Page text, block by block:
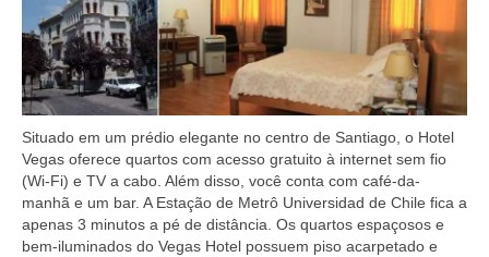
Situado em um prédio elegante no centro de Santiago, o Hotel
Vegas oferece quartos com acesso gratuito à internet sem fio
(Wi-Fi) e TV a cabo. Além disso, você conta com café-da-
manhã e um bar. A Estação de Metrô Universidad de Chile fica a
apenas 3 minutos a pé de distância. Os quartos espaçosos e
bem-iluminados do Vegas Hotel possuem piso acarpetado e